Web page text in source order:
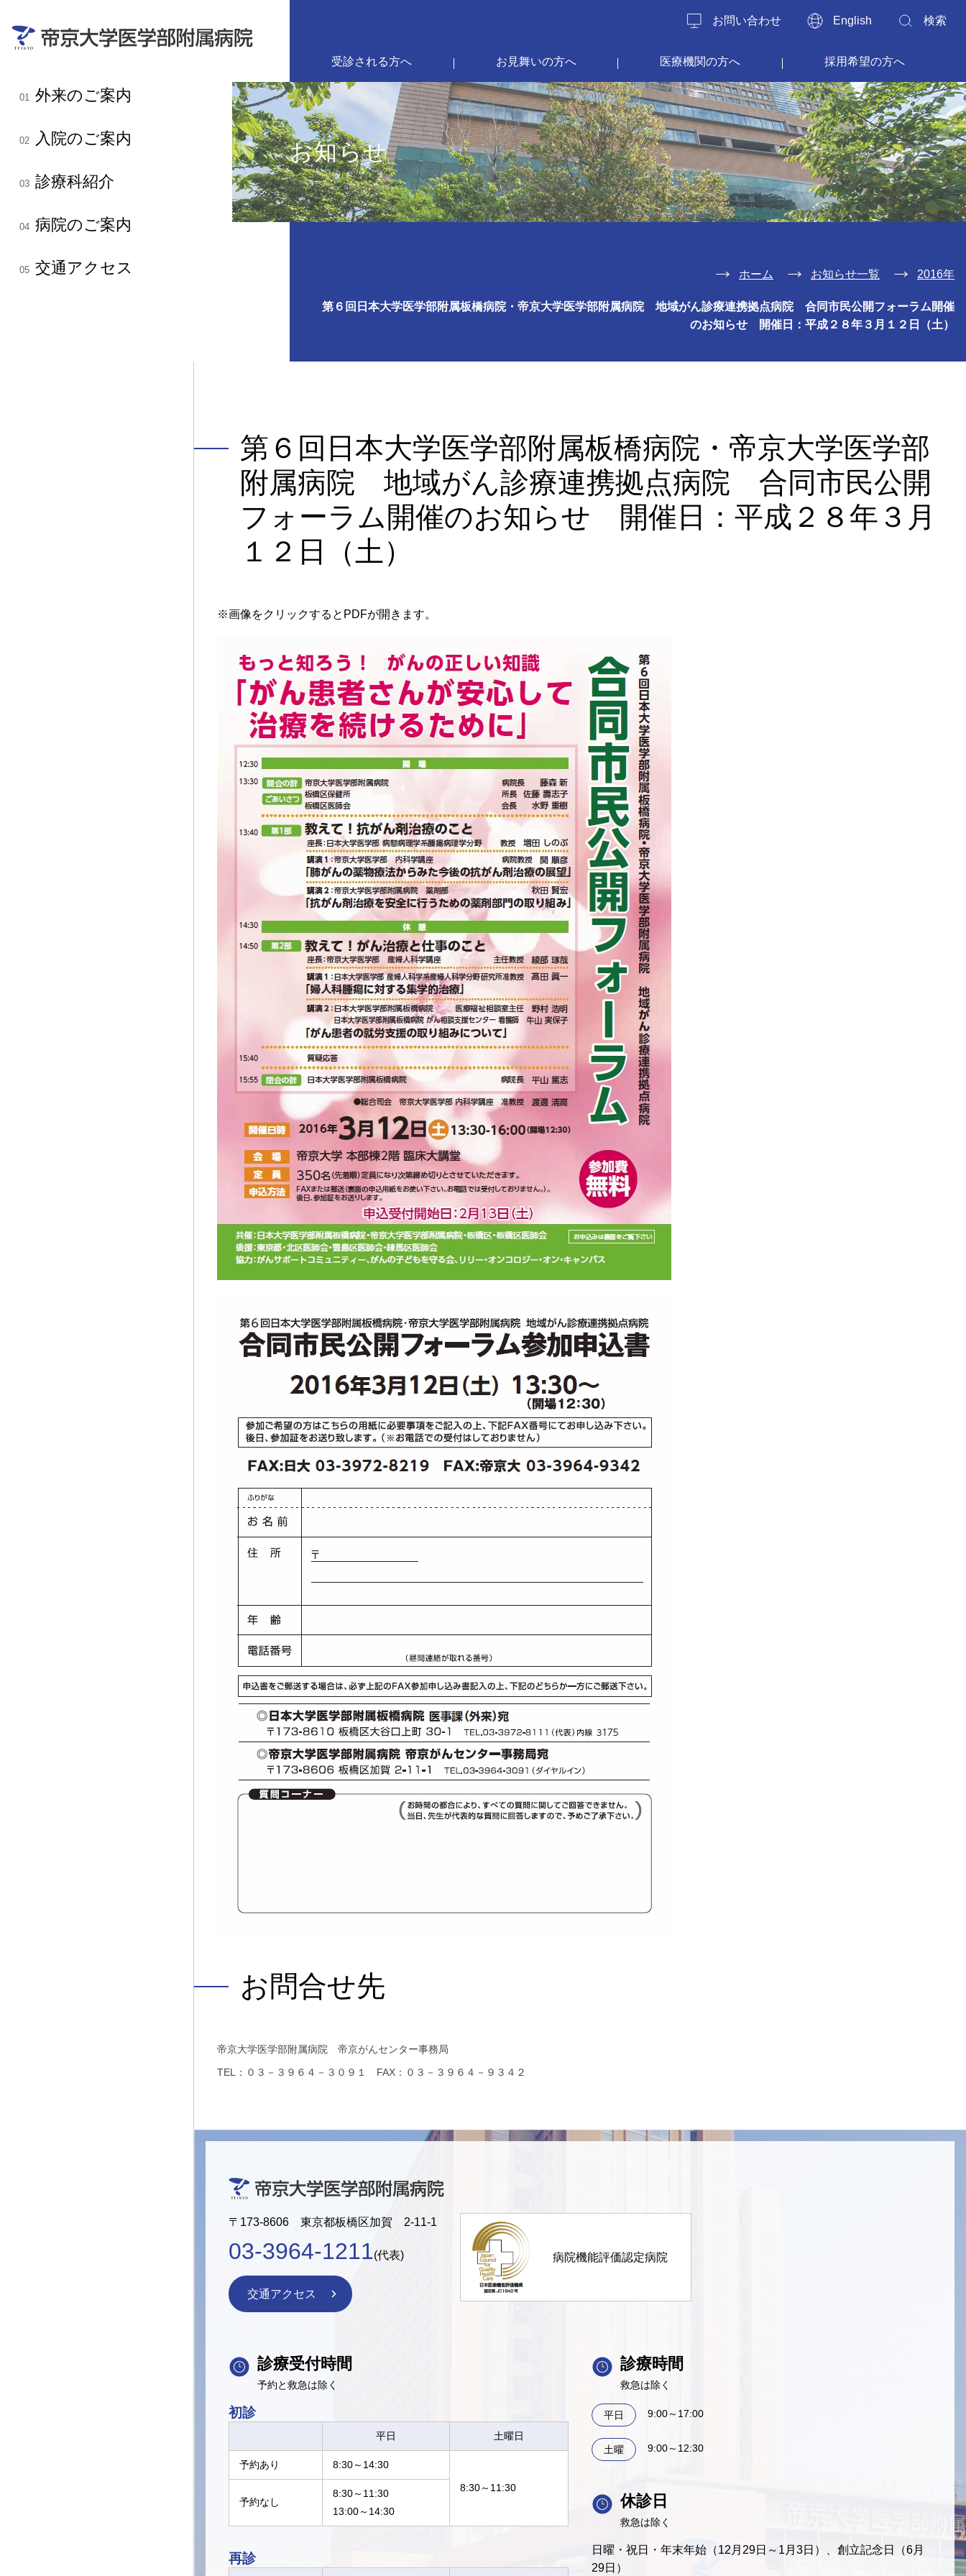
01 外来のご案内
02 入院のご案内
03 診療科紹介
04 病院のご案内
05 交通アクセス
お問い合わせ English 検索
受診される方へ お見舞いの方へ 医療機関の方へ 採用希望の方へ
お知らせ
ホーム お知らせ一覧 2016年
第６回日本大学医学部附属板橋病院・帝京大学医学部附属病院 地域がん診療連携拠点病院 合同市民公開フォーラム開催
のお知らせ 開催日：平成２８年３月１２日（土）
第６回日本大学医学部附属板橋病院・帝京大学医学部
附属病院 地域がん診療連携拠点病院 合同市民公開
フォーラム開催のお知らせ 開催日：平成２８年３月
１２日（土）
※画像をクリックするとPDFが開きます。
お問合せ先
帝京大学医学部附属病院 帝京がんセンター事務局
TEL：０３－３９６４－３０９１ FAX：０３－３９６４－９３４２
〒173-8606 東京都板橋区加賀 2-11-1
03-3964-1211(代表)
交通アクセス
病院機能評価認定病院
診療受付時間
予約と救急は除く
初診
平日 土曜日
予約あり
8:30～14:30
8:30～11:30
予約なし
8:30～11:30
13:00～14:30
再診
診療時間
救急は除く
平日 9:00～17:00
土曜 9:00～12:30
休診日
救急は除く
日曜・祝日・年末年始（12月29日～1月3日）、創立記念日（6月
29日）